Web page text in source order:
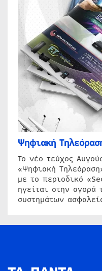
Ψηφιακή
Το νέο τεύχος
«Ψηφιακή
με το περιοδικό
ηγείται στην αγορά
συστημάτων